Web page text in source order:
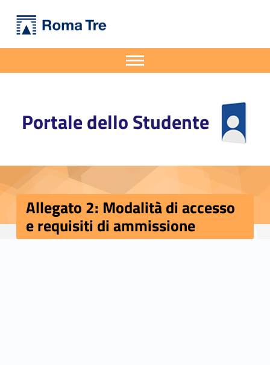
Allegato 2: Modalità di accesso e requisiti di ammissione - Portale dello Studente
Portale dello Studente
Apri il menu secondario
Header info sidebar
Allegato 2: Modalità di accesso
e requisiti di ammissione